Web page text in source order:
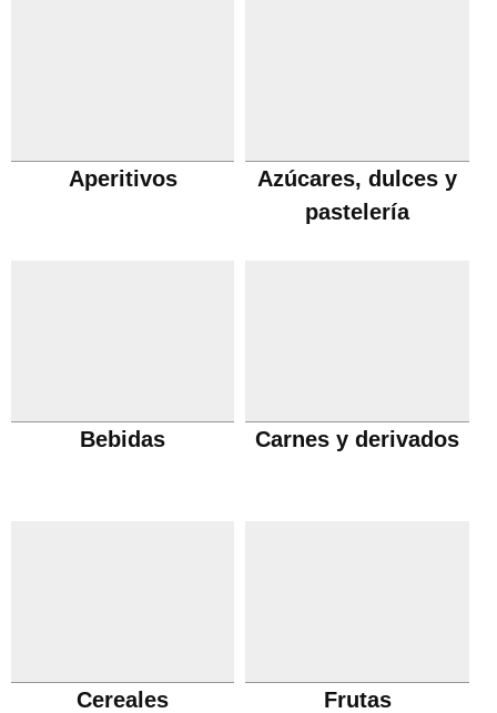
Aperitivos
Azúcares, dulces y
pastelería
Bebidas Carnes y derivados
Cereales Frutas